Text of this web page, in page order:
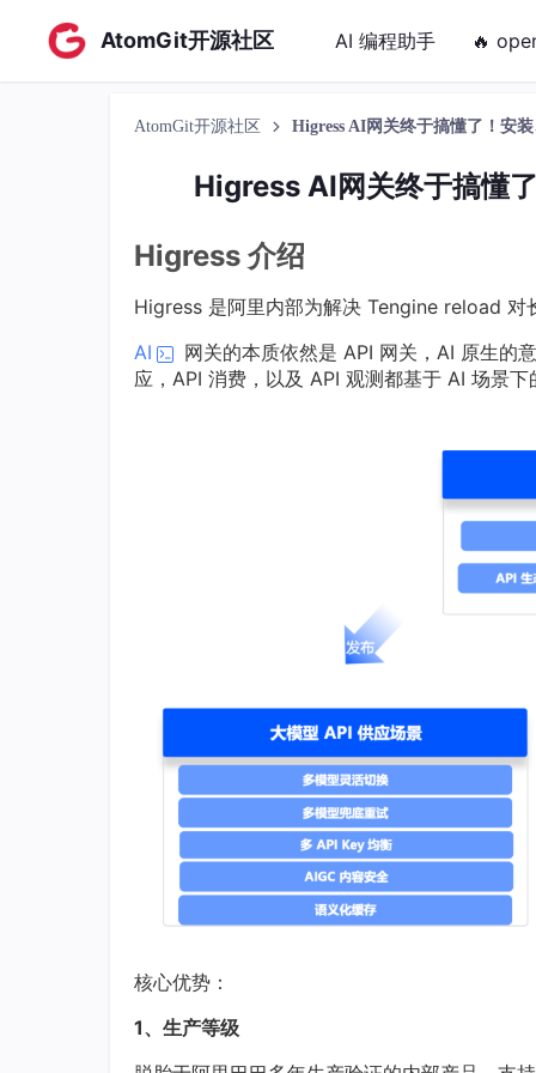
AtomGit开源社区 AI 编程助手 🔥
AtomGit开源社区 Higress AI网关终于搞懂了！安
Higress AI网关终于搞懂
Higress 介绍
Higress 是阿里内部为解决 Tengine reload
AI
网关的本质依然是 API 网关，AI 原生的
应，API 消费，以及 API 观测都基于 AI 场景
核心优势：
1、生产等级